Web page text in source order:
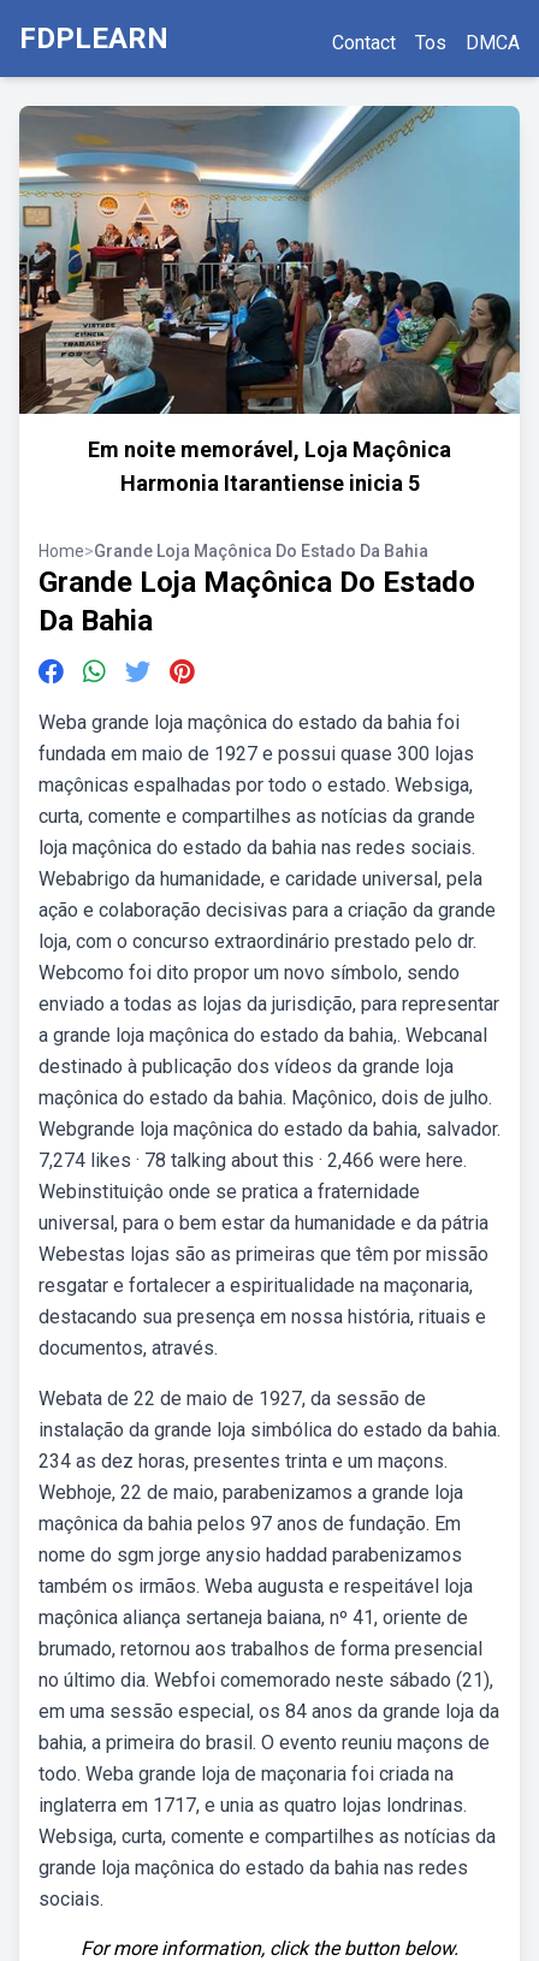
FDPLEARN Contact Tos DMCA
Em noite memorável, Loja Maçônica
Harmonia Itarantiense inicia 5
Home>Grande Loja Maçônica Do Estado Da Bahia
Grande Loja Maçônica Do Estado
Da Bahia
Weba grande loja maçônica do estado da bahia foi
fundada em maio de 1927 e possui quase 300 lojas
maçônicas espalhadas por todo o estado. Websiga,
curta, comente e compartilhes as notícias da grande
loja maçônica do estado da bahia nas redes sociais.
Webabrigo da humanidade, e caridade universal, pela
ação e colaboração decisivas para a criação da grande
loja, com o concurso extraordinário prestado pelo dr.
Webcomo foi dito propor um novo símbolo, sendo
enviado a todas as lojas da jurisdição, para representar
a grande loja maçônica do estado da bahia,. Webcanal
destinado à publicação dos vídeos da grande loja
maçônica do estado da bahia. Maçônico, dois de julho.
Webgrande loja maçônica do estado da bahia, salvador.
7,274 likes · 78 talking about this · 2,466 were here.
Webinstituiçâo onde se pratica a fraternidade
universal, para o bem estar da humanidade e da pátria
Webestas lojas são as primeiras que têm por missão
resgatar e fortalecer a espiritualidade na maçonaria,
destacando sua presença em nossa história, rituais e
documentos, através.
Webata de 22 de maio de 1927, da sessão de
instalação da grande loja simbólica do estado da bahia.
234 as dez horas, presentes trinta e um maçons.
Webhoje, 22 de maio, parabenizamos a grande loja
maçônica da bahia pelos 97 anos de fundação. Em
nome do sgm jorge anysio haddad parabenizamos
também os irmãos. Weba augusta e respeitável loja
maçônica aliança sertaneja baiana, nº 41, oriente de
brumado, retornou aos trabalhos de forma presencial
no último dia. Webfoi comemorado neste sábado (21),
em uma sessão especial, os 84 anos da grande loja da
bahia, a primeira do brasil. O evento reuniu maçons de
todo. Weba grande loja de maçonaria foi criada na
inglaterra em 1717, e unia as quatro lojas londrinas.
Websiga, curta, comente e compartilhes as notícias da
grande loja maçônica do estado da bahia nas redes
sociais.
For more information, click the button below.